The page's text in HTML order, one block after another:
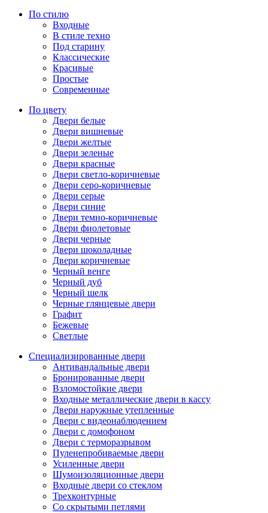
По стилю
Входные
В стиле техно
Под старину
Классические
Красивые
Простые
Современные
По цвету
Двери белые
Двери вишневые
Двери желтые
Двери зеленые
Двери красные
Двери светло-коричневые
Двери серо-коричневые
Двери серые
Двери синие
Двери темно-коричневые
Двери фиолетовые
Двери черные
Двери шоколадные
Двери коричневые
Черный венге
Черный дуб
Черный шелк
Черные глянцевые двери
Графит
Бежевые
Светлые
Специализированные двери
Антивандальные двери
Бронированные двери
Взломостойкие двери
Входные металлические двери в кассу
Двери наружные утепленные
Двери с видеонаблюдением
Двери с домофоном
Двери с терморазрывом
Пуленепробиваемые двери
Усиленные двери
Шумоизоляционные двери
Входные двери со стеклом
Трехконтурные
Со скрытыми петлями